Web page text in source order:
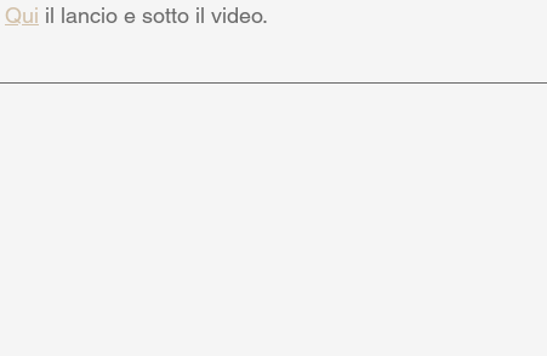
Qui il lancio e sotto il video.